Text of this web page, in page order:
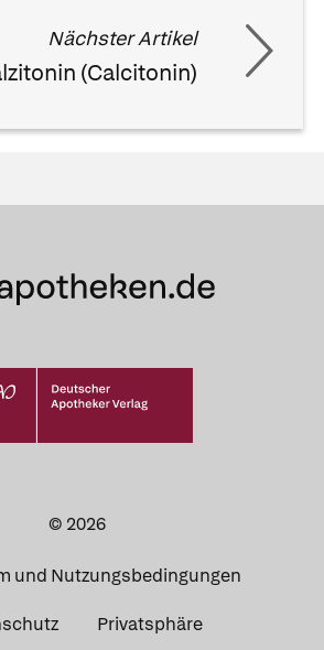
Nächster Artikel
(Calcitonin)
© 2026
und Nutzungsbedingungen
Privatsphäre